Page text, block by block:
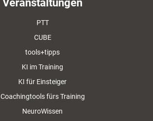
Veranstaltungen
PTT
CUBE
tools+tipps
KI im Training
KI für Einsteiger
Coachingtools fürs Training
NeuroWissen